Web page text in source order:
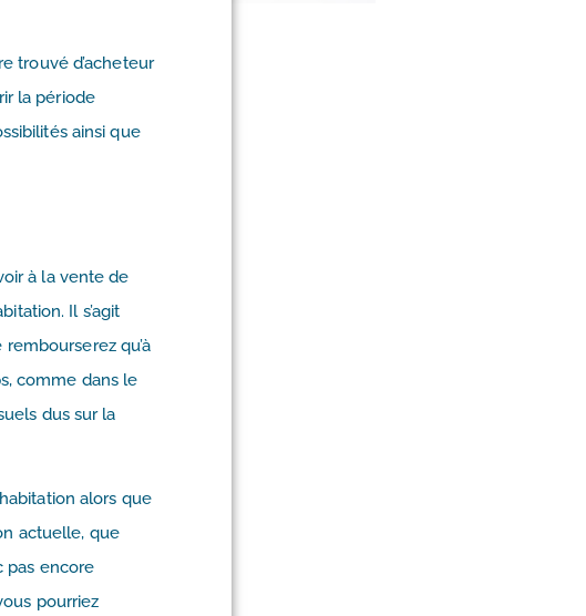
trouvé d’acheteur
la période
ainsi que
à la vente de
Il s’agit
qu’à
comme dans le
dus sur la
alors que
actuelle, que
pas encore
pourriez